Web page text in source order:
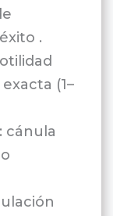
.
(1–
: cánula